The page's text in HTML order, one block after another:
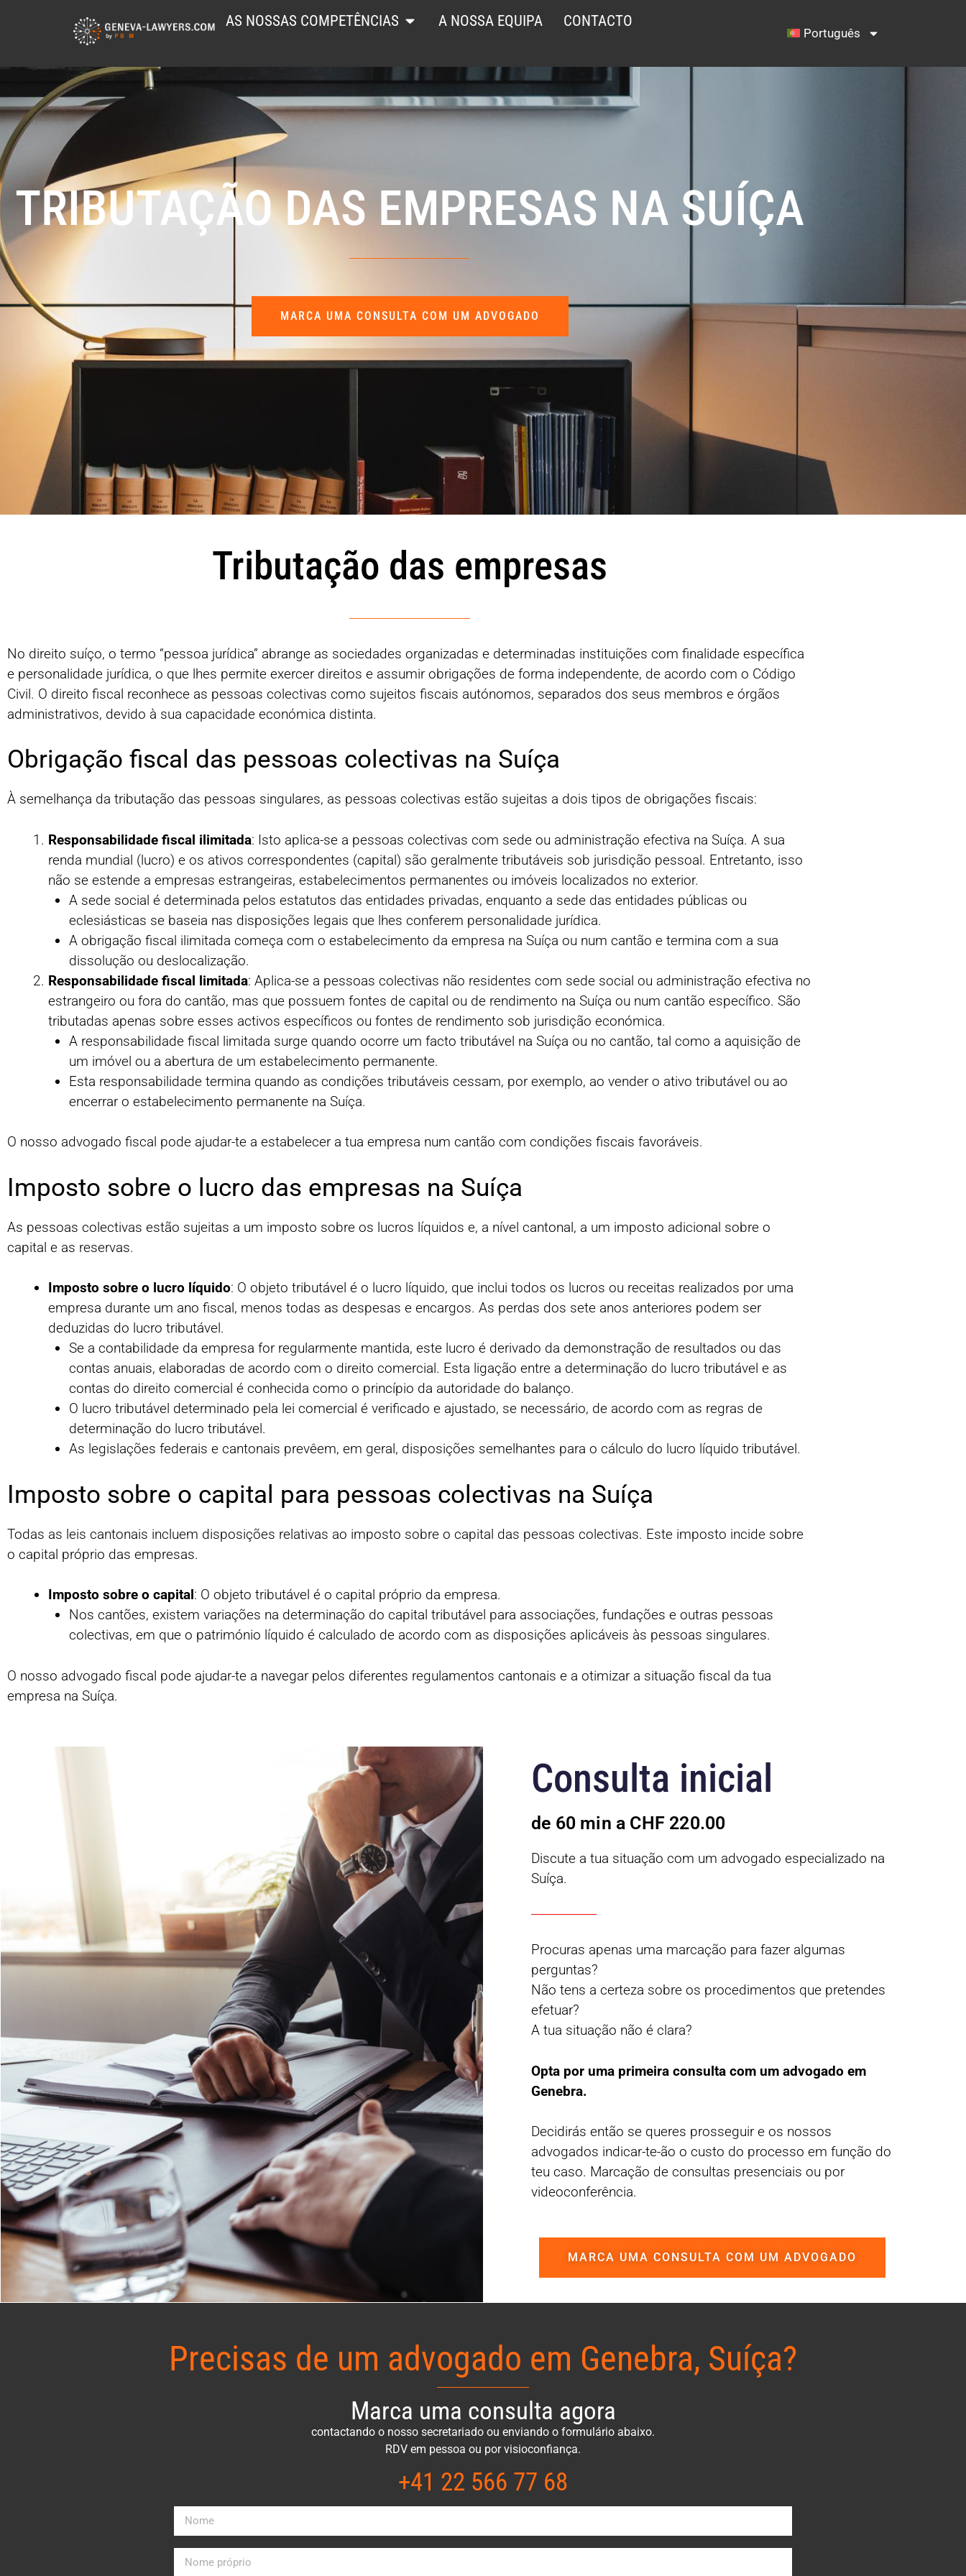
AS NOSSAS COMPETÊNCIAS A NOSSA EQUIPA CONTACTO
Português
TRIBUTAÇÃO DAS EMPRESAS NA SUÍÇA
MARCA UMA CONSULTA COM UM ADVOGADO
Tributação das empresas
No direito suíço, o termo “pessoa jurídica” abrange as sociedades organizadas e determinadas instituições com finalidade específica
e personalidade jurídica, o que lhes permite exercer direitos e assumir obrigações de forma independente, de acordo com o Código
Civil. O direito fiscal reconhece as pessoas colectivas como sujeitos fiscais autónomos, separados dos seus membros e órgãos
administrativos, devido à sua capacidade económica distinta.
Obrigação fiscal das pessoas colectivas na Suíça
À semelhança da tributação das pessoas singulares, as pessoas colectivas estão sujeitas a dois tipos de obrigações fiscais:
Responsabilidade fiscal ilimitada: Isto aplica-se a pessoas colectivas com sede ou administração efectiva na Suíça. A sua
renda mundial (lucro) e os ativos correspondentes (capital) são geralmente tributáveis sob jurisdição pessoal. Entretanto, isso
não se estende a empresas estrangeiras, estabelecimentos permanentes ou imóveis localizados no exterior.
A sede social é determinada pelos estatutos das entidades privadas, enquanto a sede das entidades públicas ou
eclesiásticas se baseia nas disposições legais que lhes conferem personalidade jurídica.
A obrigação fiscal ilimitada começa com o estabelecimento da empresa na Suíça ou num cantão e termina com a sua
dissolução ou deslocalização.
Responsabilidade fiscal limitada: Aplica-se a pessoas colectivas não residentes com sede social ou administração efectiva no
estrangeiro ou fora do cantão, mas que possuem fontes de capital ou de rendimento na Suíça ou num cantão específico. São
tributadas apenas sobre esses activos específicos ou fontes de rendimento sob jurisdição económica.
A responsabilidade fiscal limitada surge quando ocorre um facto tributável na Suíça ou no cantão, tal como a aquisição de
um imóvel ou a abertura de um estabelecimento permanente.
Esta responsabilidade termina quando as condições tributáveis cessam, por exemplo, ao vender o ativo tributável ou ao
encerrar o estabelecimento permanente na Suíça.
O nosso advogado fiscal pode ajudar-te a estabelecer a tua empresa num cantão com condições fiscais favoráveis.
Imposto sobre o lucro das empresas na Suíça
As pessoas colectivas estão sujeitas a um imposto sobre os lucros líquidos e, a nível cantonal, a um imposto adicional sobre o
capital e as reservas.
Imposto sobre o lucro líquido: O objeto tributável é o lucro líquido, que inclui todos os lucros ou receitas realizados por uma
empresa durante um ano fiscal, menos todas as despesas e encargos. As perdas dos sete anos anteriores podem ser
deduzidas do lucro tributável.
Se a contabilidade da empresa for regularmente mantida, este lucro é derivado da demonstração de resultados ou das
contas anuais, elaboradas de acordo com o direito comercial. Esta ligação entre a determinação do lucro tributável e as
contas do direito comercial é conhecida como o princípio da autoridade do balanço.
O lucro tributável determinado pela lei comercial é verificado e ajustado, se necessário, de acordo com as regras de
determinação do lucro tributável.
As legislações federais e cantonais prevêem, em geral, disposições semelhantes para o cálculo do lucro líquido tributável.
Imposto sobre o capital para pessoas colectivas na Suíça
Todas as leis cantonais incluem disposições relativas ao imposto sobre o capital das pessoas colectivas. Este imposto incide sobre
o capital próprio das empresas.
Imposto sobre o capital: O objeto tributável é o capital próprio da empresa.
Nos cantões, existem variações na determinação do capital tributável para associações, fundações e outras pessoas
colectivas, em que o património líquido é calculado de acordo com as disposições aplicáveis às pessoas singulares.
O nosso advogado fiscal pode ajudar-te a navegar pelos diferentes regulamentos cantonais e a otimizar a situação fiscal da tua
empresa na Suíça.
Consulta inicial
de 60 min a CHF 220.00
Discute a tua situação com um advogado especializado na
Suíça.
Procuras apenas uma marcação para fazer algumas
perguntas?
Não tens a certeza sobre os procedimentos que pretendes
efetuar?
A tua situação não é clara?
Opta por uma primeira consulta com um advogado em
Genebra.
Decidirás então se queres prosseguir e os nossos
advogados indicar-te-ão o custo do processo em função do
teu caso. Marcação de consultas presenciais ou por
videoconferência.
MARCA UMA CONSULTA COM UM ADVOGADO
Precisas de um advogado em Genebra, Suíça?
Marca uma consulta agora
contactando o nosso secretariado ou enviando o formulário abaixo.
RDV em pessoa ou por visioconfiança.
+41 22 566 77 68​